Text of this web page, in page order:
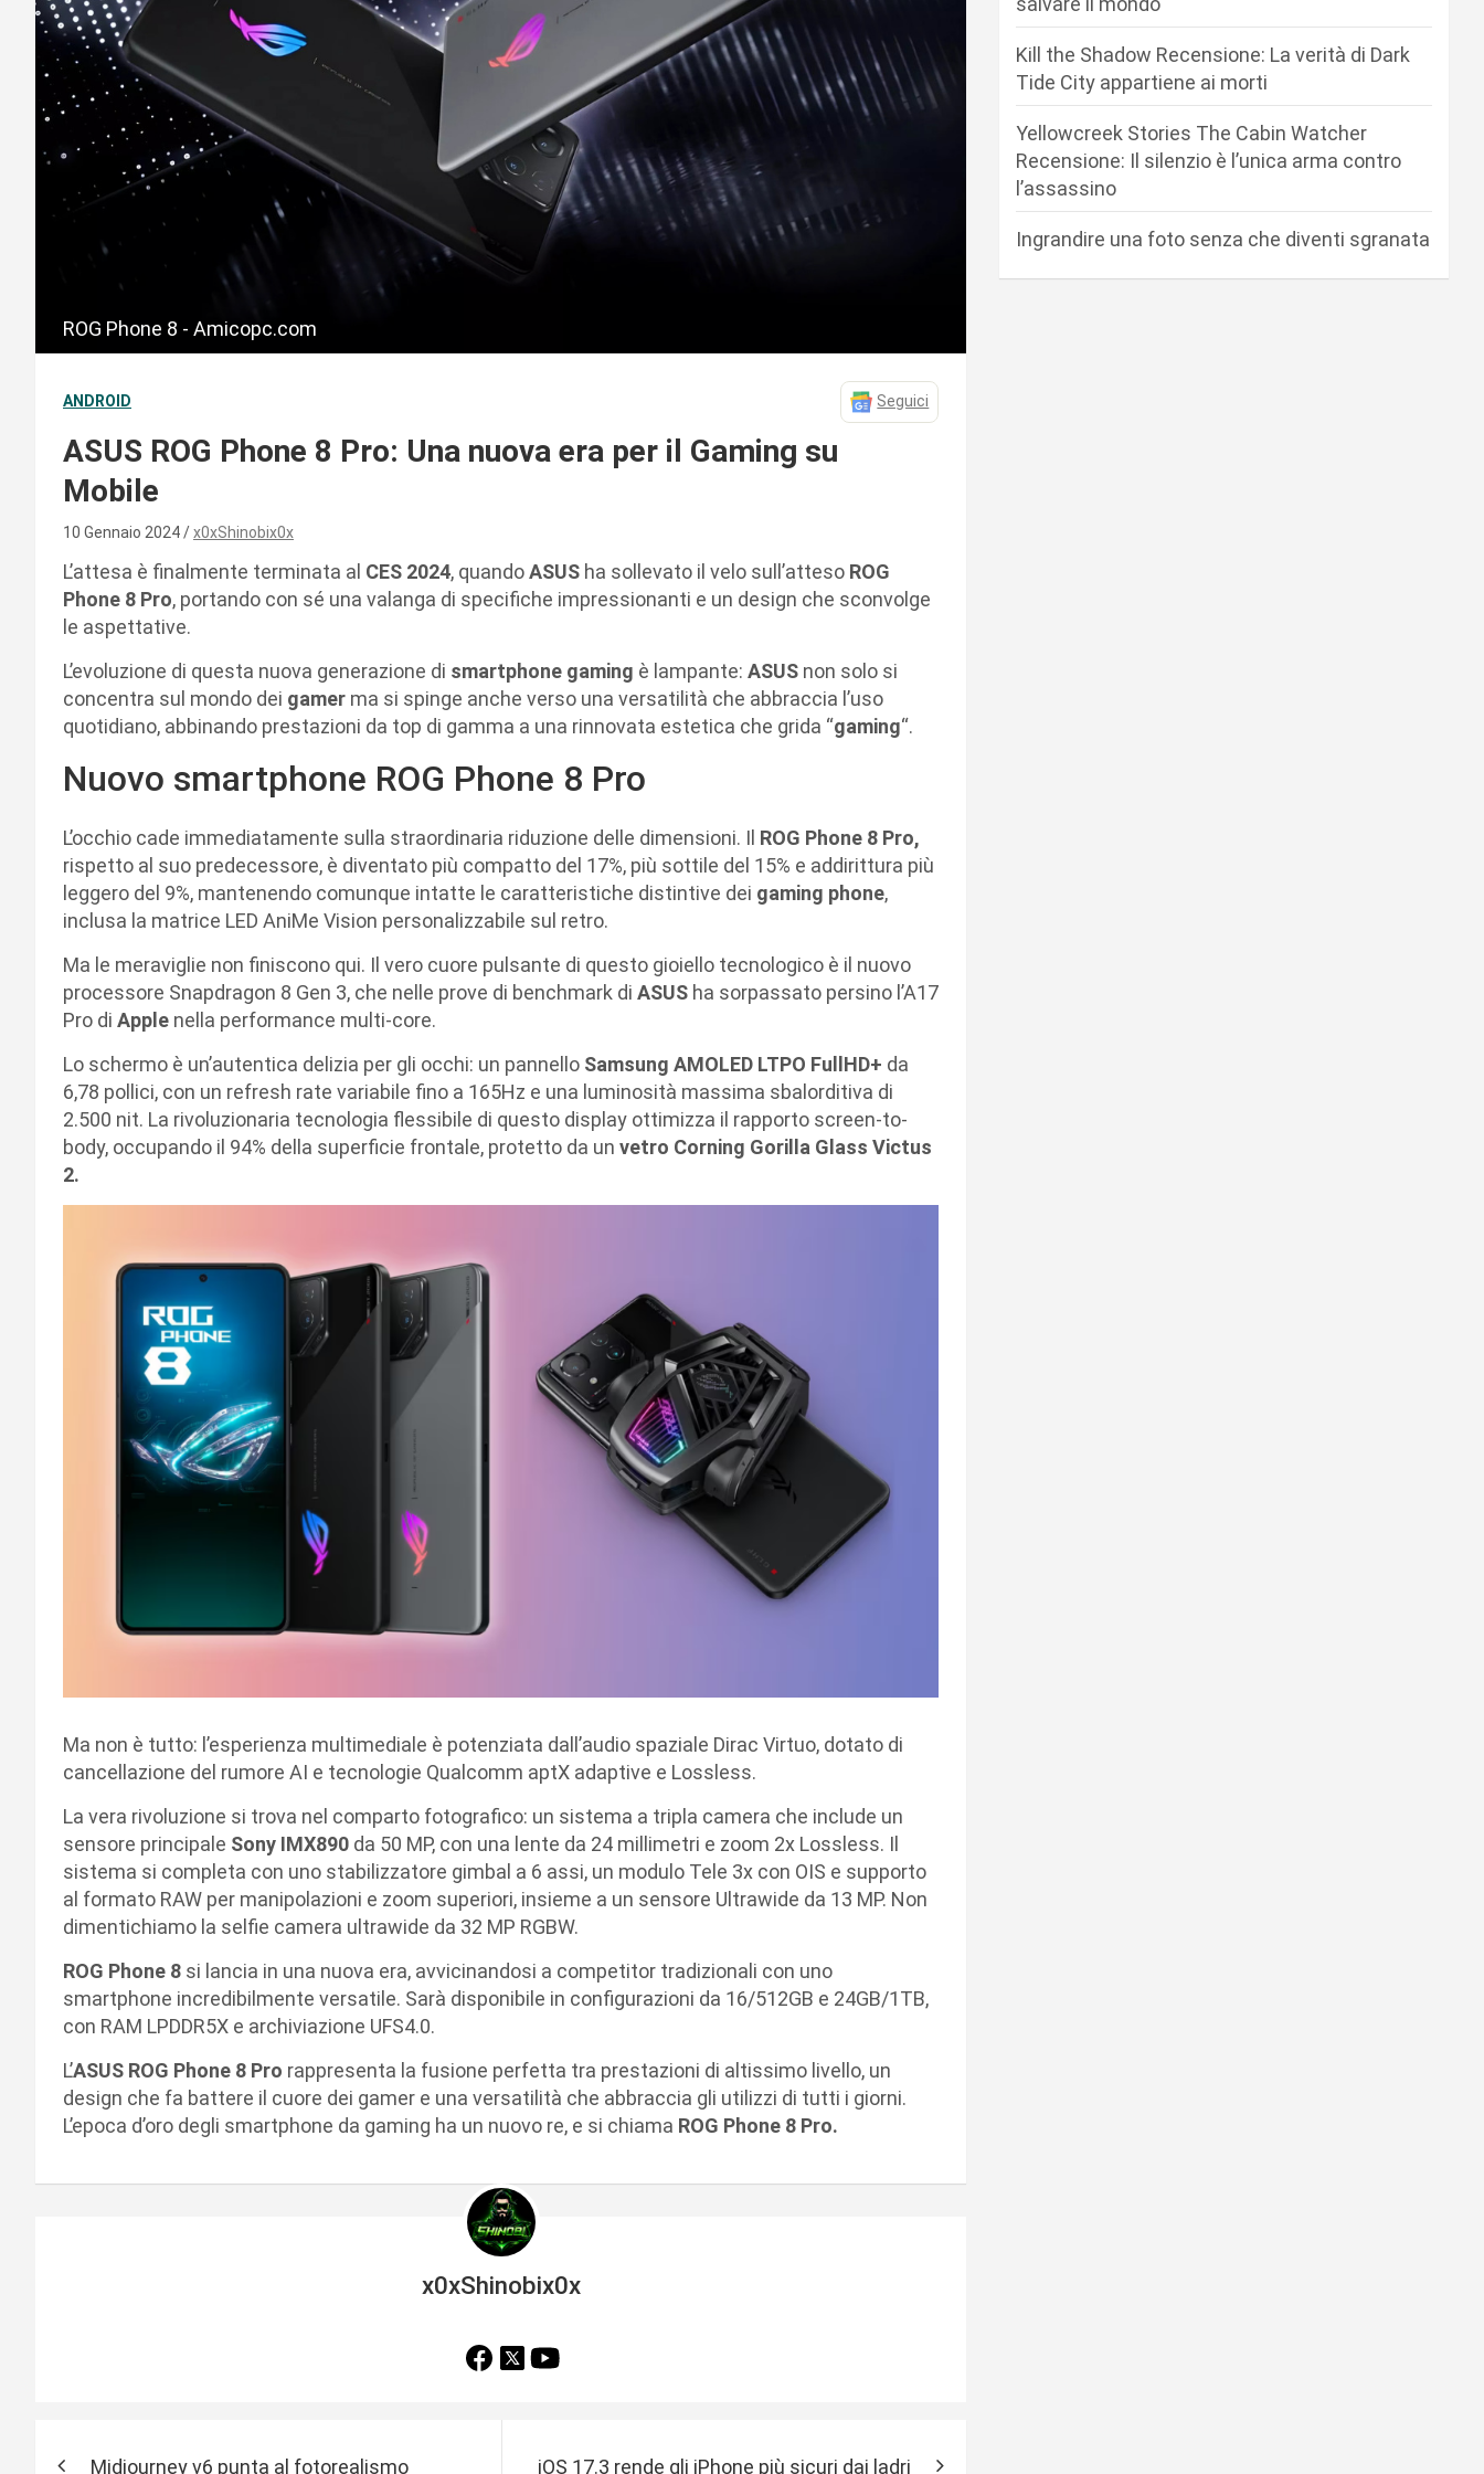
ROG Phone 8 - Amicopc.com
ANDROID Seguici
ASUS ROG Phone 8 Pro: Una nuova era per il Gaming su
Mobile
10 Gennaio 2024 x0xShinobix0x
L’attesa è finalmente terminata al CES 2024, quandoASUS ha sollevato il velo sull’atteso ROG
Phone 8 Pro, portando con sé una valanga di specifiche impressionanti e un design che sconvolge
le aspettative.
L’evoluzione di questa nuova generazione di smartphone gaming è lampante: ASUS non solo si
concentra sul mondo dei gamer ma si spinge anche verso una versatilità che abbraccia l’uso
quotidiano, abbinando prestazioni da top di gamma a una rinnovata estetica che grida “gaming“.
Nuovo smartphone ROG Phone 8 Pro
L’occhio cade immediatamente sulla straordinaria riduzione delle dimensioni. Il ROG Phone 8 Pro,
rispetto al suo predecessore, è diventato più compatto del 17%, più sottile del 15% e addirittura più
leggero del 9%, mantenendo comunque intatte le caratteristiche distintive dei gaming phone,
inclusa la matrice LED AniMe Vision personalizzabile sul retro.
Ma le meraviglie non finiscono qui. Il vero cuore pulsante di questo gioiello tecnologico è il nuovo
processore Snapdragon 8 Gen 3, che nelle prove di benchmark di ASUS ha sorpassato persino l’A17
Pro di Apple nella performance multi-core.
Lo schermo è un’autentica delizia per gli occhi: un pannello Samsung AMOLED LTPO FullHD+ da
6,78 pollici, con un refresh rate variabile fino a 165Hz e una luminosità massima sbalorditiva di
2.500 nit. La rivoluzionaria tecnologia flessibile di questo display ottimizza il rapporto screen-to-
body, occupando il 94% della superficie frontale, protetto da un vetro Corning Gorilla Glass Victus
2.
Ma non è tutto: l’esperienza multimediale è potenziata dall’audio spaziale Dirac Virtuo, dotato di
cancellazione del rumore AI e tecnologie Qualcomm aptX adaptive e Lossless.
La vera rivoluzione si trova nel comparto fotografico: un sistema a tripla camera che include un
sensore principale Sony IMX890 da 50 MP, con una lente da 24 millimetri e zoom 2x Lossless. Il
sistema si completa con uno stabilizzatore gimbal a 6 assi, un modulo Tele 3x con OIS e supporto
al formato RAW per manipolazioni e zoom superiori, insieme a un sensore Ultrawide da 13 MP. Non
dimentichiamo la selfie camera ultrawide da 32 MP RGBW.
ROG Phone 8 si lancia in una nuova era, avvicinandosi a competitor tradizionali con uno
smartphone incredibilmente versatile. Sarà disponibile in configurazioni da 16/512GB e 24GB/1TB,
con RAM LPDDR5X e archiviazione UFS4.0.
L’ASUS ROG Phone 8 Pro rappresenta la fusione perfetta tra prestazioni di altissimo livello, un
design che fa battere il cuore dei gamer e una versatilità che abbraccia gli utilizzi di tutti i giorni.
L’epoca d’oro degli smartphone da gaming ha un nuovo re, e si chiama ROG Phone 8 Pro.
x0xShinobix0x
Midjourney v6 punta al fotorealismo iOS 17.3 rende gli iPhone più sicuri dai ladri
Kill the Shadow Recensione: La verità di Dark
Tide City appartiene ai morti
Yellowcreek Stories The Cabin Watcher
Recensione: Il silenzio è l’unica arma contro
l’assassino
Ingrandire una foto senza che diventi sgranata